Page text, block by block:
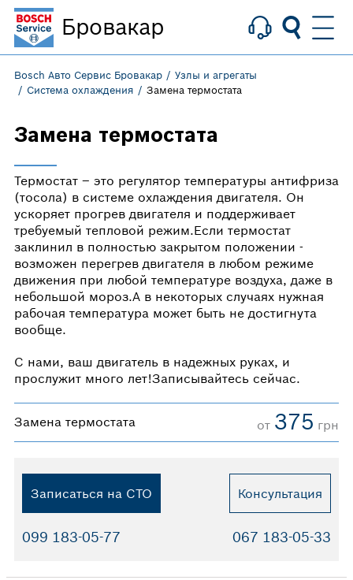
Bosch Авто Сервис Бровакар
Узлы и агрегаты
Система охлаждения
Замена термостата
Замена термостата
Термостат – это регулятор температуры антифриза
(тосола) в системе охлаждения двигателя. Он
ускоряет прогрев двигателя и поддерживает
требуемый тепловой режим.Если термостат
заклинил в полностью закрытом положении -
возможен перегрев двигателя в любом режиме
движения при любой температуре воздуха, даже в
небольшой мороз.А в некоторых случаях нужная
рабочая температура может быть не достигнута
вообще.
С нами, ваш двигатель в надежных руках, и
прослужит много лет!Записывайтесь сейчас.
Замена термостата от 375 грн
Записаться на СТО Консультация
099 183-05-77 067 183-05-33
Бровакар